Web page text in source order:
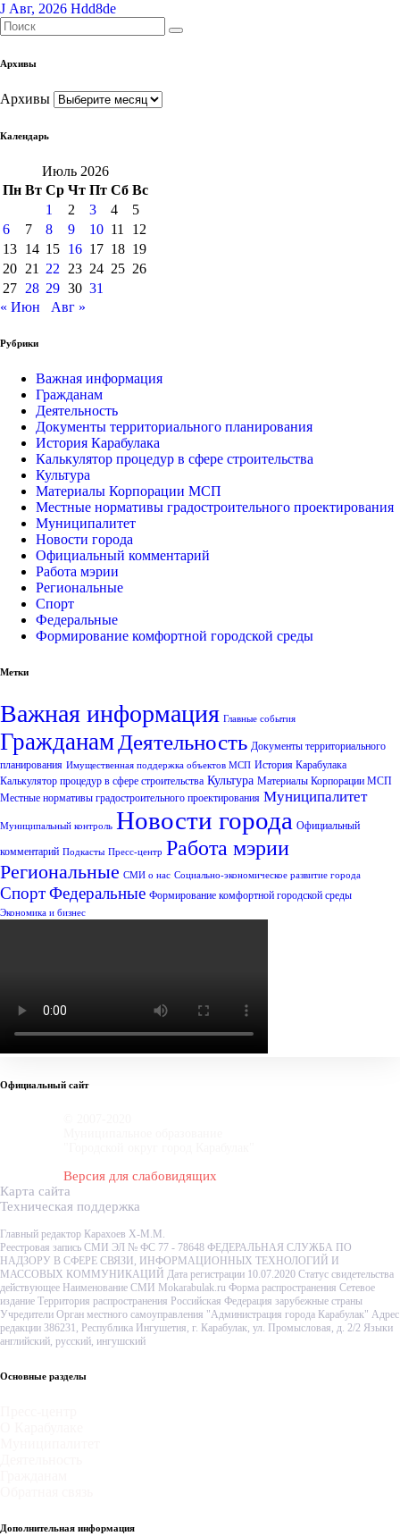
J Авг, 2026 Hdd8de
Архивы
Архивы
Календарь
Июль 2026
Пн Вт Ср Чт Пт Сб Вс
1
2 3 4
5
6
7 8 9 10 11
12
13 14 15 16 17 18 19
20 21 22 23 24 25 26
27 28 29 30 31
« Июн
Авг »
Рубрики
Важная информация
Гражданам
Деятельность
Документы территориального планирования
История Карабулака
Калькулятор процедур в сфере строительства
Культура
Материалы Корпорации МСП
Местные нормативы градостроительного проектирования
Муниципалитет
Новости города
Официальный комментарий
Работа мэрии
Региональные
Спорт
Федеральные
Формирование комфортной городской среды
Метки
Важная информация Главные события
Гражданам Деятельность Документы территориального
планирования Имущественная поддержка объектов МСП История Карабулака
Калькулятор процедур в сфере строительства Культура Материалы Корпорации МСП
Местные нормативы градостроительного проектирования Муниципалитет
Муниципальный контроль Новости города Официальный
комментарий Подкасты Пресс-центр Работа мэрии
Региональные СМИ о нас Социально-экономическое развитие города
СпортФедеральные Формирование комфортной городской среды
Экономика и бизнес
Официальный сайт
Версия для слабовидящих
Карта сайта
Техническая поддержка
Главный редактор Карахоев Х-М.М.
Реестровая запись СМИ ЭЛ № ФС 77 - 78648 ФЕДЕРАЛЬНАЯ СЛУЖБА ПО
НАДЗОРУ В СФЕРЕ СВЯЗИ, ИНФОРМАЦИОННЫХ ТЕХНОЛОГИЙ И
МАССОВЫХ КОММУНИКАЦИЙ Дата регистрации 10.07.2020 Статус свидетельства
действующее Наименование СМИ Mokarabulak.ru Форма распространения Сетевое
издание Территория распространения Российская Федерация зарубежные страны
Учредители Орган местного самоуправления "Администрация города Карабулак" Адрес
редакции 386231, Республика Ингушетия, г. Карабулак, ул. Промысловая, д. 2/2 Языки
английский, русский, ингушский
Основные разделы
Дополнительная информация